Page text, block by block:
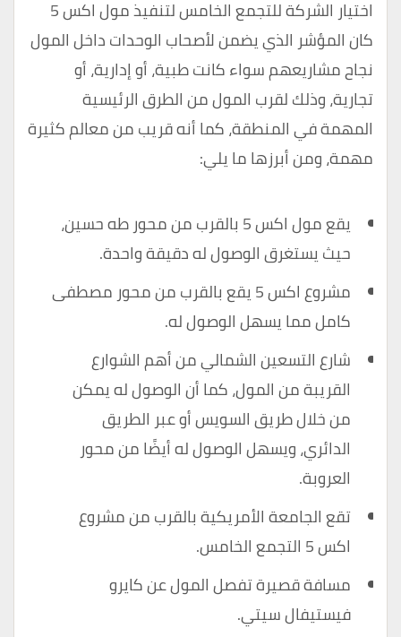
اختيار الشركة للتجمع الخامس لتنفيذ مول اكس 5
كان المؤشر الذي يضمن لأصحاب الوحدات داخل المول
نجاح مشاريعهم سواء كانت طبية، أو إدارية، أو
تجارية، وذلك لقرب المول من الطرق الرئيسية
المهمة في المنطقة، كما أنه قريب من معالم كثيرة
مهمة، ومن أبرزها ما يلي:
يقع مول اكس 5 بالقرب من محور طه حسين،
حيث يستغرق الوصول له دقيقة واحدة.
مشروع اكس 5 يقع بالقرب من محور مصطفى
كامل مما يسهل الوصول له.
شارع التسعين الشمالي من أهم الشوارع
القريبة من المول، كما أن الوصول له يمكن
من خلال طريق السويس أو عبر الطريق
الدائري، ويسهل الوصول له أيضًا من محور
العروبة.
تقع الجامعة الأمريكية بالقرب من مشروع
اكس 5 التجمع الخامس.
مسافة قصيرة تفصل المول عن كايرو
فيستيفال سيتي.